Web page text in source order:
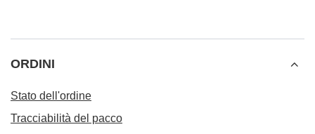
ORDINI
Stato dell'ordine
Tracciabilità del pacco